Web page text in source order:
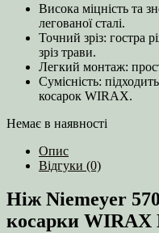
Висока міцність та
легованої сталі.
Точний зріз: гостра
зріз трави.
Легкий монтаж:
Сумісність:
косарок WIRAX.
Немає в наявності
Опис
Відгуки (0)
Ніж Niemeyer
косарки WIRAX